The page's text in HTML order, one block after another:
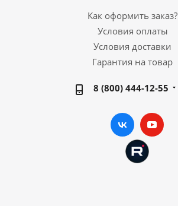
Как оформить заказ?
Условия оплаты
Условия доставки
Гарантия на товар
8 (800) 444-12-55